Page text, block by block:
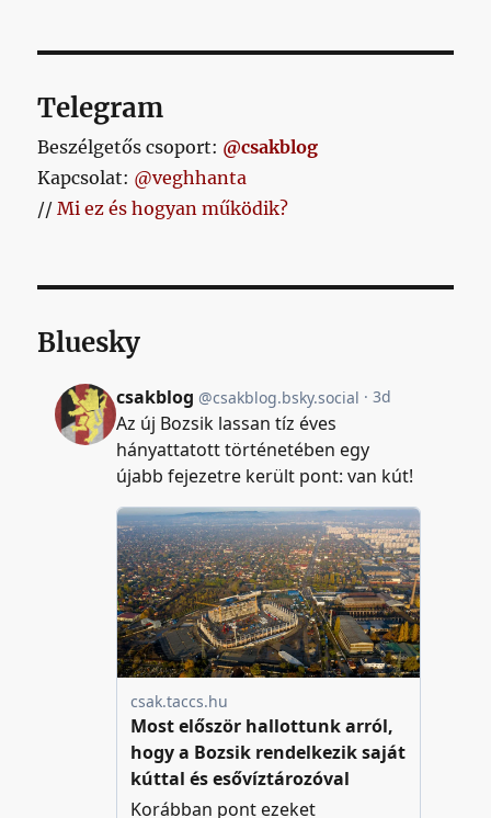
Telegram
Beszélgetős csoport: @csakblog
Kapcsolat: @veghhanta
//Mi ez és hogyan működik?
Bluesky